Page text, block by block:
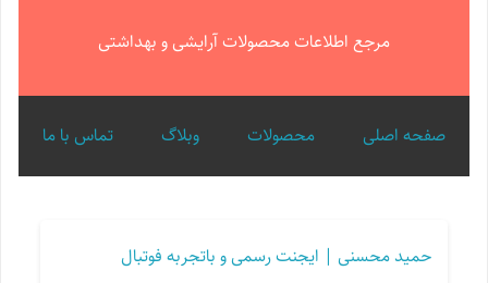
مرجع اطلاعات محصولات آرایشی و بهداشتی
صفحه اصلی محصولات وبلاگ تماس با ما
حمید محسنی | ایجنت رسمی و با‌تجربه فوتبال